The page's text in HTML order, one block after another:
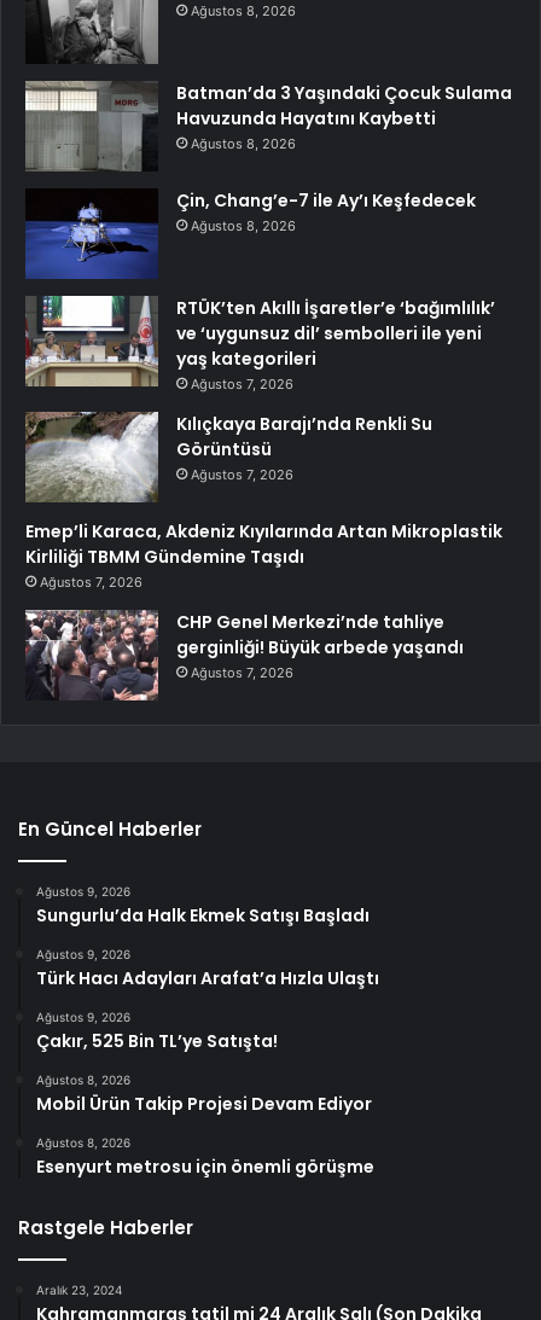
Ağustos 8, 2026
Batman’da 3 Yaşındaki Çocuk Sulama
Havuzunda Hayatını Kaybetti
Ağustos 8, 2026
Çin, Chang’e-7 ile Ay’ı Keşfedecek
Ağustos 8, 2026
RTÜK’ten Akıllı İşaretler’e ‘bağımlılık’
ve ‘uygunsuz dil’ sembolleri ile yeni
yaş kategorileri
Ağustos 7, 2026
Kılıçkaya Barajı’nda Renkli Su
Görüntüsü
Ağustos 7, 2026
Emep’li Karaca, Akdeniz Kıyılarında Artan Mikroplastik
Kirliliği TBMM Gündemine Taşıdı
Ağustos 7, 2026
CHP Genel Merkezi’nde tahliye
gerginliği! Büyük arbede yaşandı
Ağustos 7, 2026
En Güncel Haberler
Ağustos 9, 2026
Sungurlu’da Halk Ekmek Satışı Başladı
Ağustos 9, 2026
Türk Hacı Adayları Arafat’a Hızla Ulaştı
Ağustos 9, 2026
Çakır, 525 Bin TL’ye Satışta!
Ağustos 8, 2026
Mobil Ürün Takip Projesi Devam Ediyor
Ağustos 8, 2026
Esenyurt metrosu için önemli görüşme
Rastgele Haberler
Aralık 23, 2024
Kahramanmaraş tatil mi 24 Aralık Salı (Son Dakika